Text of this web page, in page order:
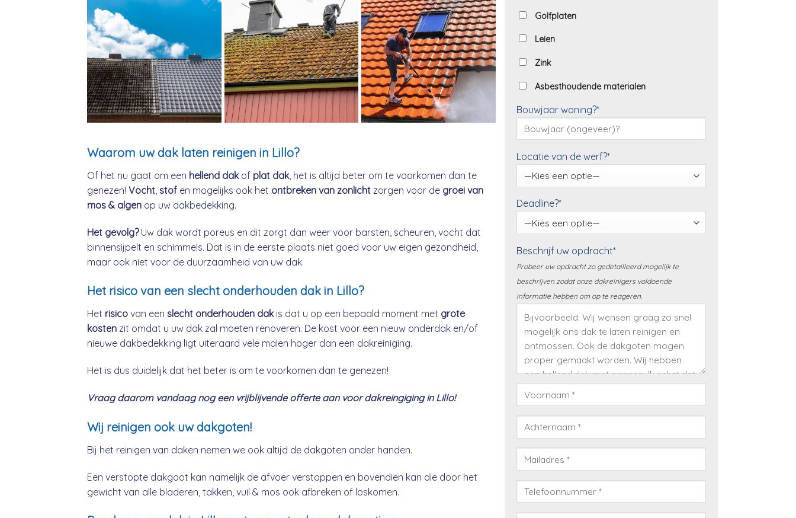
Waarom uw dak laten reinigen in Lillo?
Of het nu gaat om een hellend dakof plat dak, het is altijd beter om te voorkomen dan te
genezen! Vocht stof en mogelijks ook het ontbreken van zonlicht zorgen voor de groei van
mos & algen op uw dakbedekking.
Het gevolg?Uw dak wordt poreus en dit zorgt dan weer voor barsten, scheuren, vocht dat
binnensijpelt en schimmels. Dat is in de eerste plaats niet goed voor uw eigen gezondheid,
maar ook niet voor de duurzaamheid van uw dak.
Het risico van een slecht onderhouden dak in Lillo?
Het risico van een slecht onderhouden dakis dat u op een bepaald moment met grote
kosten zit omdat u uw dak zal moeten renoveren. De kost voor een nieuw onderdak en/of
nieuwe dakbedekking ligt uiteraard vele malen hoger dan een dakreiniging.
Het is dus duidelijk dat het beter is om te voorkomen dan te genezen!
Vraag daarom vandaag nog een vrijblijvende offerte aan voor dakreingiging in Lillo!
Wij reinigen ook uw dakgoten!
Bij het reinigen van daken nemen we ook altijd de dakgoten onder handen.
Een verstopte dakgoot kan namelijk de afvoer verstoppen en bovendien kan die door het
gewicht van alle bladeren, takken, vuil & mos ook afbreken of loskomen.
Golfplaten
Leien
Zink
Asbesthoudende materialen
Bouwjaar woning?*
Locatie van de werf?*
Deadline?*
Beschrijf uw opdracht*
Probeer uw opdracht zo gedetailleerd mogelijk te
beschrijven zodat onze dakreinigers voldoende
informatie hebben om op te reageren.